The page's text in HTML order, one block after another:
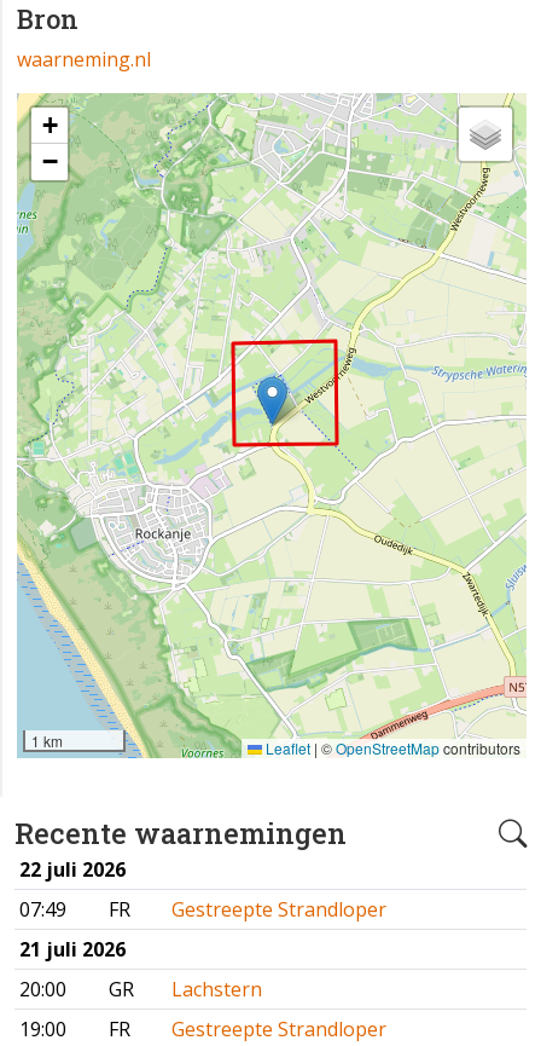
Recente waarnemingen
22 juli 2026
07:49
FR
Gestreepte Strandloper
21 juli 2026
20:00
GR
Lachstern
19:00
FR
Gestreepte Strandloper
Bron
waarneming.nl
+
−
1 km Leaflet | ©OpenStreetMapcontributors